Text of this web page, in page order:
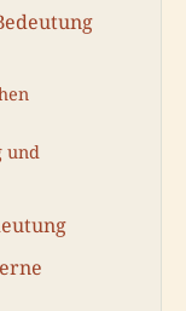
und